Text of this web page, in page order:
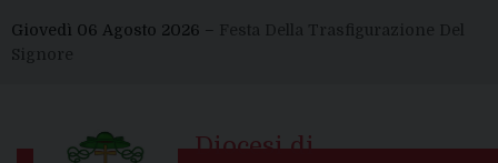
to
content
Giovedì 06 Agosto 2026 – Festa Della Trasfigurazione Del
Signore